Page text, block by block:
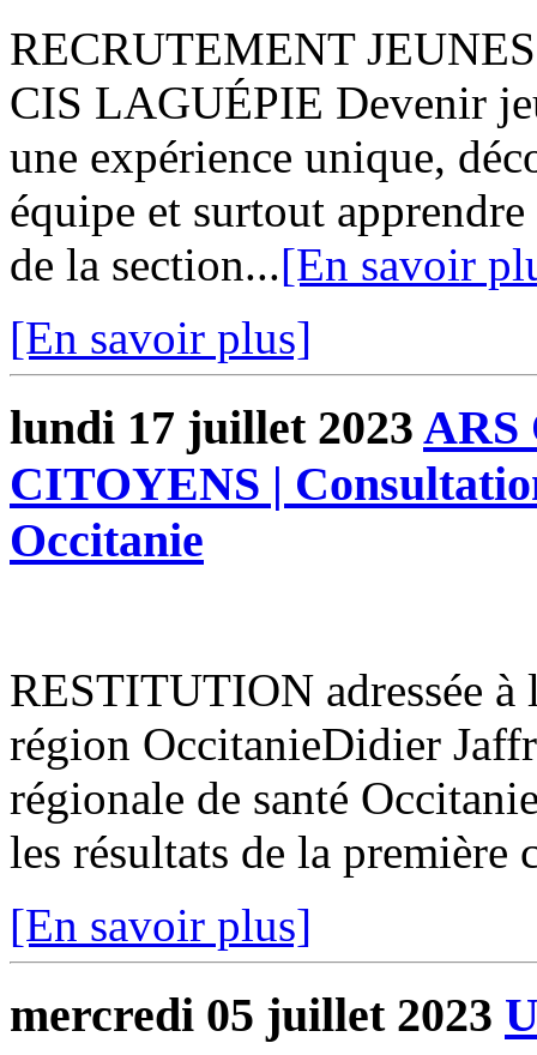
RECRUTEMENT
CIS LAGUÉPIE Devenir
une expérience unique,
équipe et surtout
de la section...[En savoir
[En savoir plus]
lundi 17 juillet 2023 ARS
CITOYENS |
Occitanie
RESTITUTION adressée à
région OccitanieDidier
régionale de santé
les résultats de la première
[En savoir plus]
mercredi 05 juillet 2023